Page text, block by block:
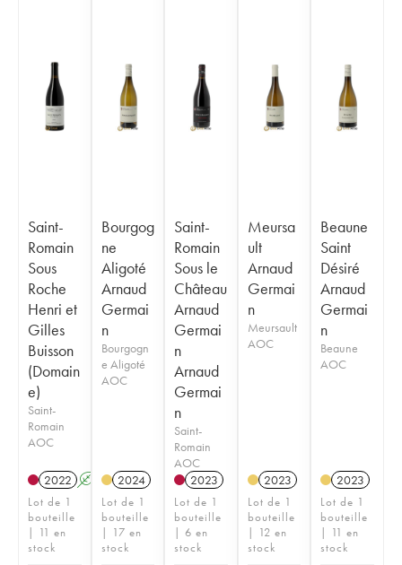
Saint-
Romain
Sous
Roche
Henri et
Gilles
Buisson
(Domain
e)
Saint-
Romain
AOC
2022 A
Lot de 1
bouteille
| 11 en
stock
Bourgog
ne
Aligoté
Arnaud
Germai
n
Bourgogn
e Aligoté
AOC
2024
Lot de 1
bouteille
| 17 en
stock
Saint-
Romain
Sous le
Château
Arnaud
Germai
n
Arnaud
Germai
n
Saint-
Romain
AOC
2023
Lot de 1
bouteille
| 6 en
stock
Meursa
ult
Arnaud
Germai
n
Meursault
AOC
2023
Lot de 1
bouteille
| 12 en
stock
Beaune
Saint
Désiré
Arnaud
Germai
n
Beaune
AOC
2023
Lot de 1
bouteille
| 11 en
stock